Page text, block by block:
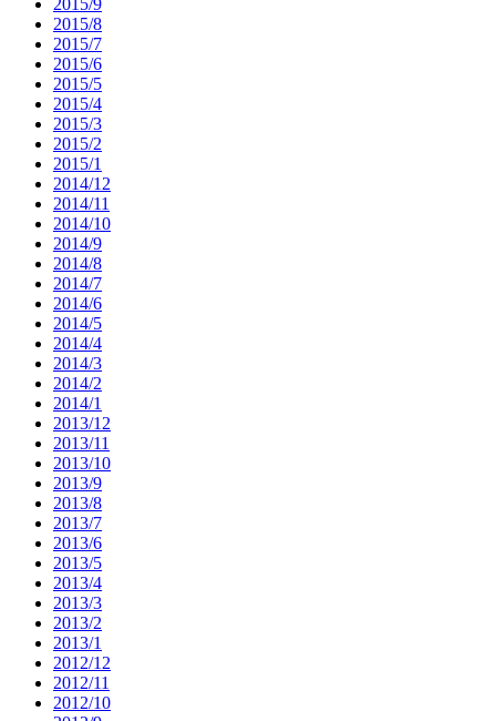
2015/8
2015/7
2015/6
2015/5
2015/4
2015/3
2015/2
2015/1
2014/12
2014/11
2014/10
2014/9
2014/8
2014/7
2014/6
2014/5
2014/4
2014/3
2014/2
2014/1
2013/12
2013/11
2013/10
2013/9
2013/8
2013/7
2013/6
2013/5
2013/4
2013/3
2013/2
2013/1
2012/12
2012/11
2012/10